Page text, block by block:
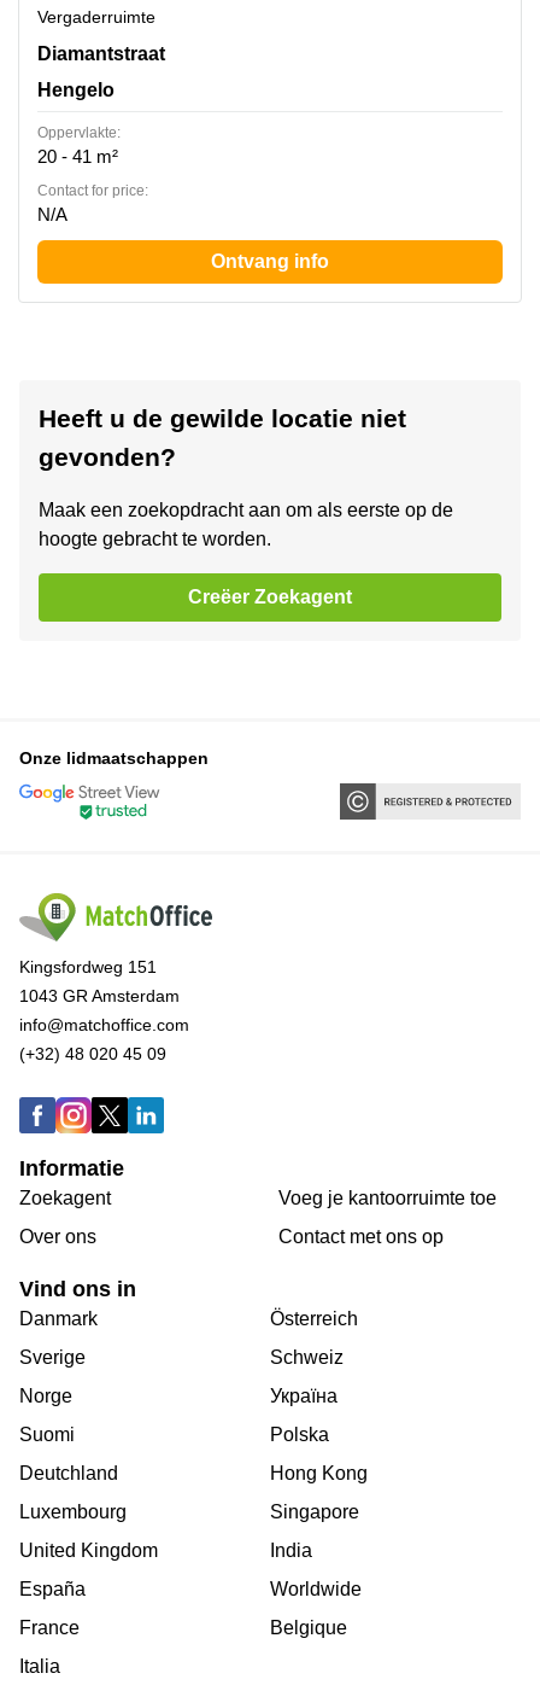
Vergaderruimte
Diamantstraat 3, Hengelo
Diamantstraat
Hengelo
Oppervlakte:
20 - 41 m²
Contact for price:
N/A
Ontvang info
Heeft u de gewilde locatie niet
gevonden?
Maak een zoekopdracht aan om als eerste op de
hoogte gebracht te worden.
Creëer Zoekagent
Onze lidmaatschappen
Kingsfordweg 151
1043 GR Amsterdam
info@matchoffice.com
(+32) 48 020 45 09
Informatie
Zoekagent
Over ons
Voeg je kantoorruimte toe
Сontact met ons op
Vind ons in
Danmark
Sverige
Norge
Suomi
Deutchland
Luxembourg
United Kingdom
España
France
Italia
Österreich
Schweiz
Україна
Polska
Hong Kong
Singapore
India
Worldwide
Belgique